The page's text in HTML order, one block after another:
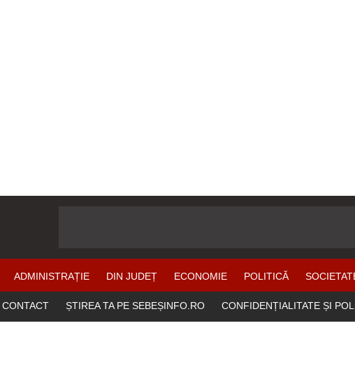
ADMINISTRAȚIE DIN JUDEȚ ECONOMIE POLITICĂ
CONTACT ȘTIREA TA PE SEBEȘINFO.RO CONFIDENȚIALITATE ȘI